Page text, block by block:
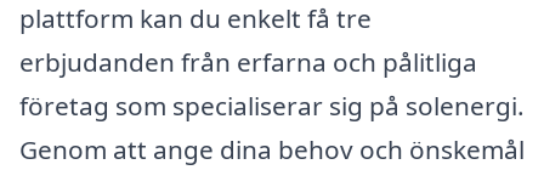
plattform kan du enkelt få tre
erbjudanden från erfarna och pålitliga
företag som specialiserar sig på solenergi.
Genom att ange dina behov och önskemål